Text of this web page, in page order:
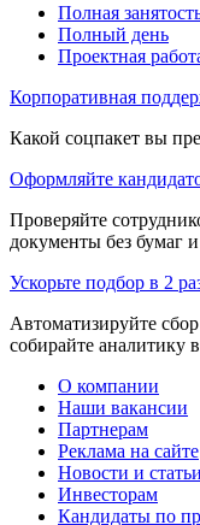
Полная
Полный день
Проектная
Корпоративная
Какой соцпакет вы
Оформляйте
Проверяйте
документы без бумаг
Ускорьте подбор в 2
Автоматизируйте
собирайте аналитику
О компании
Наши вакансии
Партнерам
Реклама на сайте
Новости и статьи
Инвесторам
Кандидаты по